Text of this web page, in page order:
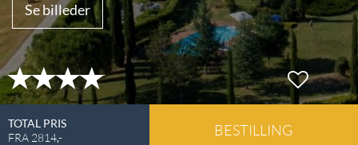
Se billeder
TOTAL PRIS
FRA 2814,- BESTILLING